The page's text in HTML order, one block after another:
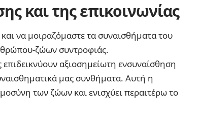
και της επικοινωνίας
να μοιραζόμαστε τα συναισθήματα του
ζώων συντροφιάς.
αξιοσημείωτη ενσυναίσθηση
μας συνθήματα. Αυτή η
των ζώων και ενισχύει περαιτέρω το